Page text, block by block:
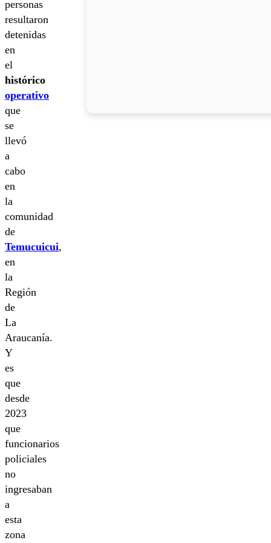
personas
resultaron
detenidas
en
el
histórico
operativo
que
se
llevó
a
cabo
en
la
comunidad
de
Temucuicui,
en
la
Región
de
La
Araucanía.
Y
es
que
desde
2023
que
funcionarios
policiales
no
ingresaban
a
esta
zona